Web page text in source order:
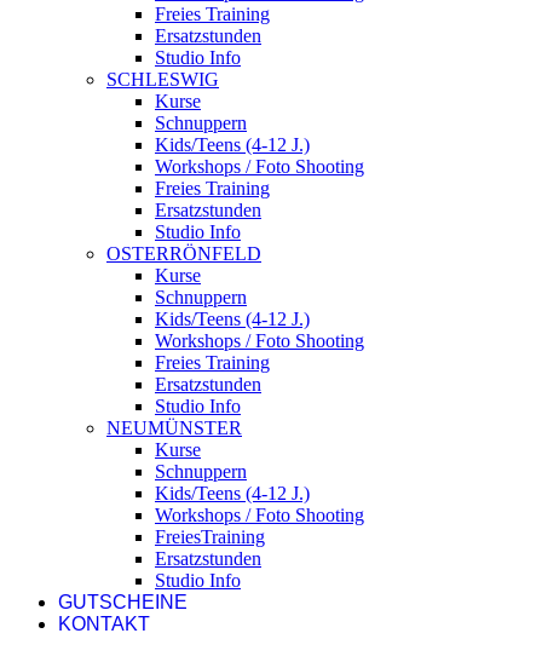
Freies Training
Ersatzstunden
Studio Info
SCHLESWIG
Kurse
Schnuppern
Kids/Teens (4-12 J.)
Workshops / Foto Shooting
Freies Training
Ersatzstunden
Studio Info
OSTERRÖNFELD
Kurse
Schnuppern
Kids/Teens (4-12 J.)
Workshops / Foto Shooting
Freies Training
Ersatzstunden
Studio Info
NEUMÜNSTER
Kurse
Schnuppern
Kids/Teens (4-12 J.)
Workshops / Foto Shooting
FreiesTraining
Ersatzstunden
Studio Info
GUTSCHEINE
KONTAKT